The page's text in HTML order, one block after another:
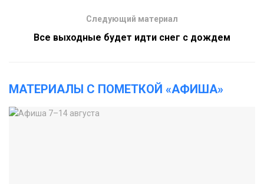
Следующий материал
Все выходные будет идти снег с дождем
МАТЕРИАЛЫ С ПОМЕТКОЙ «АФИША»